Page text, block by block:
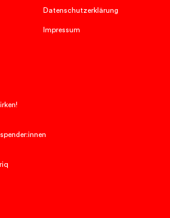
Datenschutzerklärung
Impressum